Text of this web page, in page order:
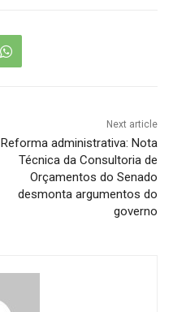
Next article
Reforma administrativa: Nota
Técnica da Consultoria de
Orçamentos do Senado
desmonta argumentos do
governo